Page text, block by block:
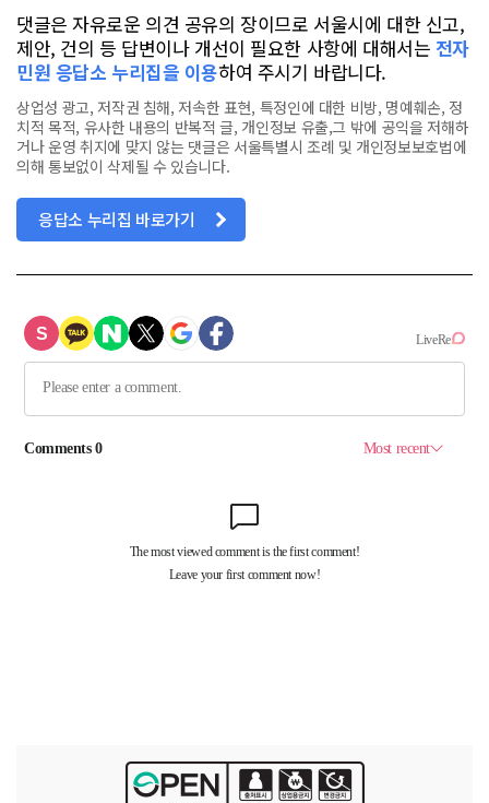
댓글은 자유로운 의견 공유의 장이므로 서울시에 대한 신고,
제안, 건의 등 답변이나 개선이 필요한 사항에 대해서는 전자
민원 응답소 누리집을 이용하여 주시기 바랍니다.
상업성 광고, 저작권 침해, 저속한 표현, 특정인에 대한 비방, 명예훼손, 정
치적 목적, 유사한 내용의 반복적 글, 개인정보 유출,그 밖에 공익을 저해하
거나 운영 취지에 맞지 않는 댓글은 서울특별시 조례 및 개인정보보호법에
의해 통보없이 삭제될 수 있습니다.
응답소 누리집 바로가기